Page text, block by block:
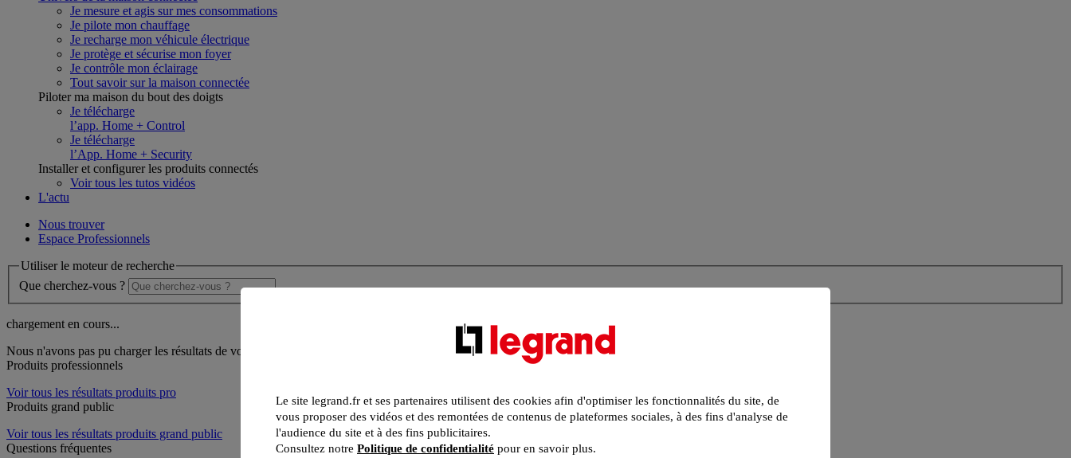
Je mesure et agis sur mes consommations
Je pilote mon chauffage
Je recharge mon véhicule électrique
Je protège et sécurise mon foyer
Je contrôle mon éclairage
Tout savoir sur la maison connectée
Piloter ma maison du bout des doigts
Je télécharge
l’app. Home + Control
Je télécharge
l’App. Home + Security
Installer et configurer les produits connectés
Voir tous les tutos vidéos
L'actu
Nous trouver
Espace Professionnels
Utiliser le moteur de recherche
Que cherchez-vous ?
chargement en cours...
Nous n'avons pas pu charger les résultats de votre recherche
Produits professionnels
Voir tous les résultats produits pro
Produits grand public
Voir tous les résultats produits grand public
Questions fréquentes
Le site legrand.fr et ses partenaires utilisent des cookies afin d'optimiser les fonctionnalités du site, de
vous proposer des vidéos et des remontées de contenus de plateformes sociales, à des fins d'analyse de
l'audience du site et à des fins publicitaires.
Consultez notre Politique de confidentialité pour en savoir plus.